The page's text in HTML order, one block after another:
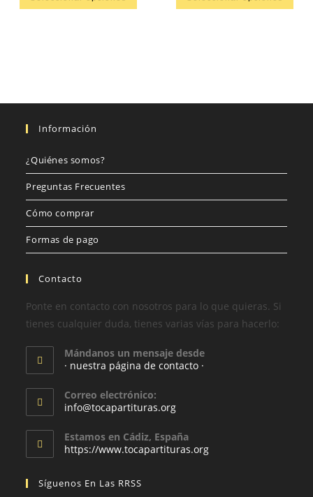
Información
¿Quiénes somos?
Preguntas Frecuentes
Cómo comprar
Formas de pago
Contacto
Ponte en contacto con nosotros para lo que quieras. Si
tienes cualquier duda, tienes varias vías para hacerlo:
Mándanos un mensaje desde
· nuestra página de contacto ·
Correo electrónico:
info@tocapartituras.org
Estamos en Cádiz, España
https://www.tocapartituras.org
Síguenos En Las RRSS